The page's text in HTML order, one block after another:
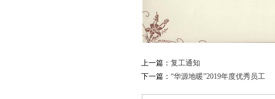
上一篇： 复工通知
下一篇： “华源地暖”2019年度优秀员工